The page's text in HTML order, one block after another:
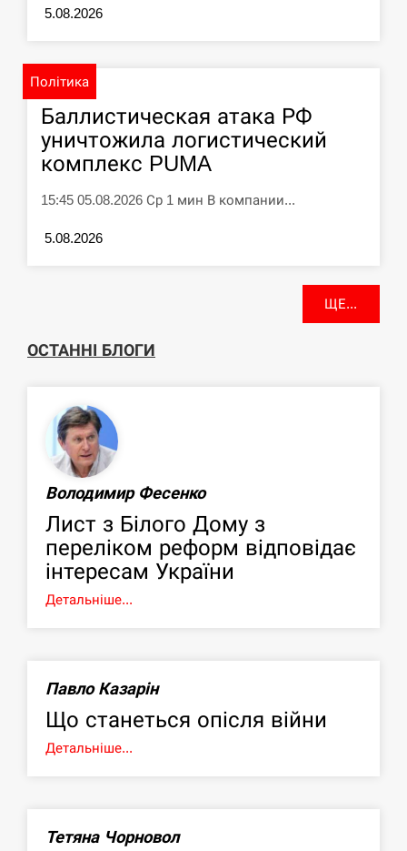
5.08.2026
Політика
Баллистическая атака РФ
уничтожила логистический
комплекс PUMA
15:45 05.08.2026 Ср 1 мин В компании...
5.08.2026
ЩЕ...
ОСТАННІ БЛОГИ
Володимир Фесенко
Лист з Білого Дому з
переліком реформ відповідає
інтересам України
Детальніше...
Павло Казарін
Що станеться опісля війни
Детальніше...
Тетяна Чорновол